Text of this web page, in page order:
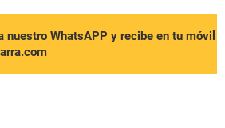
nuestro WhatsAPP y recibe en tu móvil